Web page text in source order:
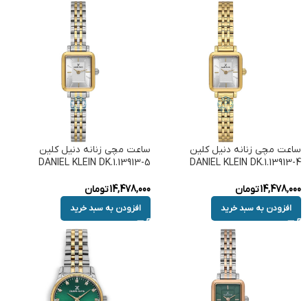
ساعت مچی زنانه دنیل کلین
DANIEL KLEIN DK.1.13913-4
14,478,000تومان
افزودن به سبد خرید
ساعت مچی زنانه دنیل کلین
DANIEL KLEIN DK.1.13913-5
14,478,000تومان
افزودن به سبد خرید